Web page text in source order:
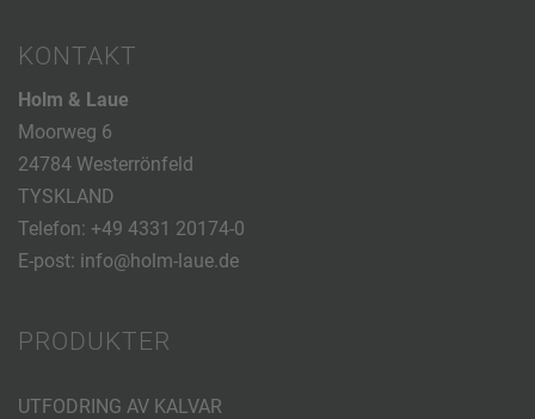
KONTAKT
Holm & Laue
Moorweg 6
24784 Westerrönfeld
TYSKLAND
Telefon: +49 4331 20174-0
E-post: info@holm-laue.de
PRODUKTER
UTFODRING AV KALVAR